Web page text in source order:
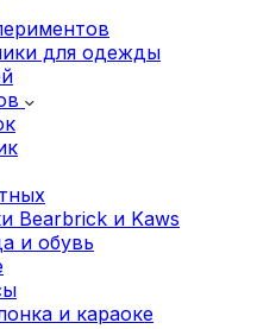
для одежды
Bearbrick и Kaws
и обувь
и караоке